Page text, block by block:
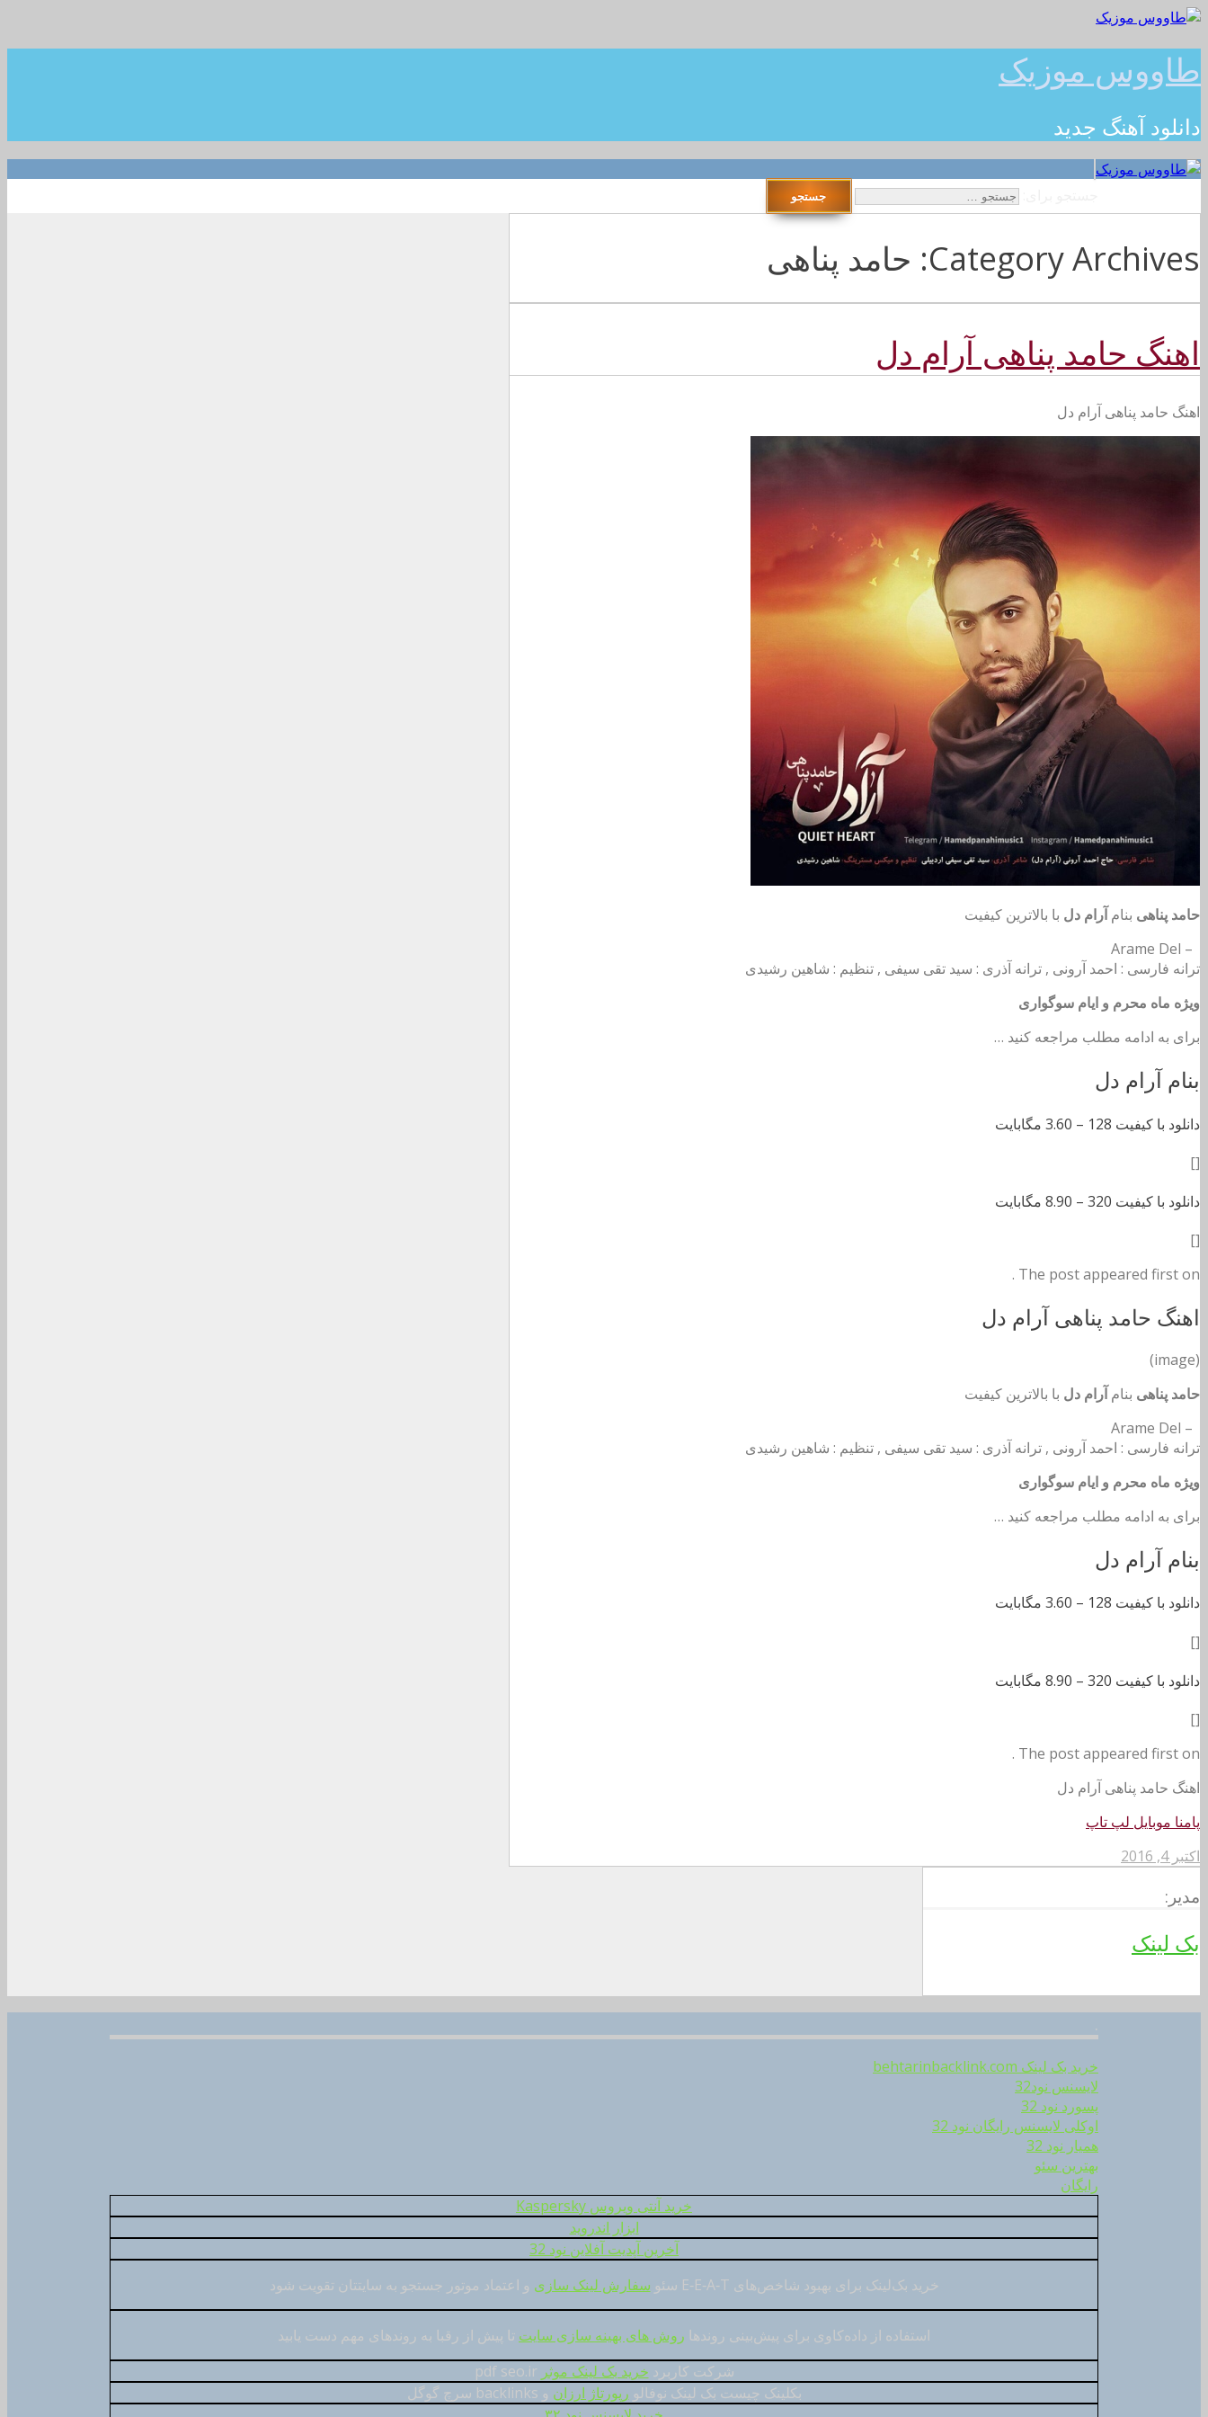
طاووس موزیک
دانلود آهنگ جدید
Category Archives: حامد پناهی
اهنگ حامد پناهی آرام دل
اهنگ حامد پناهی آرام دل
حامد پناهی بنام آرام دل با بالاترین کیفیت
– Arame Del
ترانه فارسی : احمد آرونی , ترانه آذری : سید تقی سیفی , تنظیم : شاهین رشیدی
ویژه ماه محرم و ایام سوگواری
برای به ادامه مطلب مراجعه کنید …
بنام آرام دل
دانلود با کیفیت 128 –
3.60 مگابایت
[]
دانلود با کیفیت 320 –
8.90 مگابایت
[]
The post appeared first on .
اهنگ حامد پناهی آرام دل
(image)
حامد پناهی بنام آرام دل با بالاترین کیفیت
– Arame Del
ترانه فارسی : احمد آرونی , ترانه آذری : سید تقی سیفی , تنظیم : شاهین رشیدی
ویژه ماه محرم و ایام سوگواری
برای به ادامه مطلب مراجعه کنید …
بنام آرام دل
دانلود با کیفیت 128 –
3.60 مگابایت
[]
دانلود با کیفیت 320 –
8.90 مگابایت
[]
The post appeared first on .
اهنگ حامد پناهی آرام دل
پامنا موبایل لپ تاپ
اکتبر 4, 2016
مدیر:
بک لینک
.
خرید بک لینک behtarinbacklink.com
لایسنس نود32
پسورد نود 32
اوکلی لایسنس رایگان نود 32
همیار نود 32
بهترین سئو
رایگان
خرید آنتی ویروس Kaspersky
ابزار اندروید
آخرین آپدیت آفلاین نود 32
خرید بک‌لینک برای بهبود شاخص‌های E‑E‑A‑T سئو
سفارش لینک سازی و اعتماد موتور جستجو به سایتتان تقویت شود
استفاده از داده‌کاوی برای پیش‌بینی روندها روش های بهینه سازی سایت تا پیش از رقبا به روندهای مهم دست یابید
شرکت کاربرد خرید بک لینک موثر
بکلینک چیست بک لینک نوفالو رپورتاژ ارزان و backlinks سرچ گوگل